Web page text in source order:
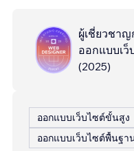
ผู้เชี่ยวชาญ
ออกแบบเว็
(2025)
ออกแบบเว็บไซต์ขั้นสูง
ออกแบบเว็บไซต์พื้นฐา